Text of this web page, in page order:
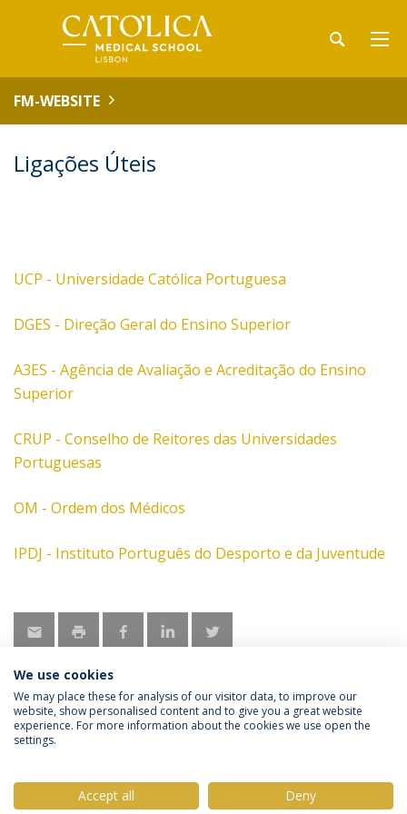
FM-WEBSITE
Ligações Úteis
UCP - Universidade Católica Portuguesa
DGES - Direção Geral do Ensino Superior
A3ES - Agência de Avaliação e Acreditação do Ensino
Superior
CRUP - Conselho de Reitores das Universidades
Portuguesas
OM - Ordem dos Médicos
IPDJ - Instituto Português do Desporto e da Juventude
Política de Privacidade
Termos & Condições
We use cookies
We may place these for analysis of our visitor data, to improve our
website, show personalised content and to give you a great website
experience. For more information about the cookies we use open the
settings.
Accept all Deny